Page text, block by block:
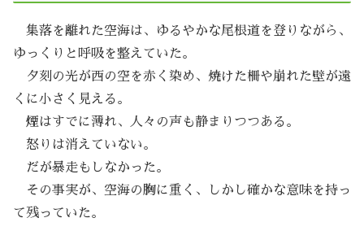
集落を離れた空海は、ゆるやかな尾根道を登りながら、
ゆっくりと呼吸を整えていた。
夕刻の光が西の空を赤く染め、焼けた柵や崩れた壁が遠
くに小さく見える。
煙はすでに薄れ、人々の声も静まりつつある。
怒りは消えていない。
だが暴走もしなかった。
その事実が、空海の胸に重く、しかし確かな意味を持っ
て残っていた。